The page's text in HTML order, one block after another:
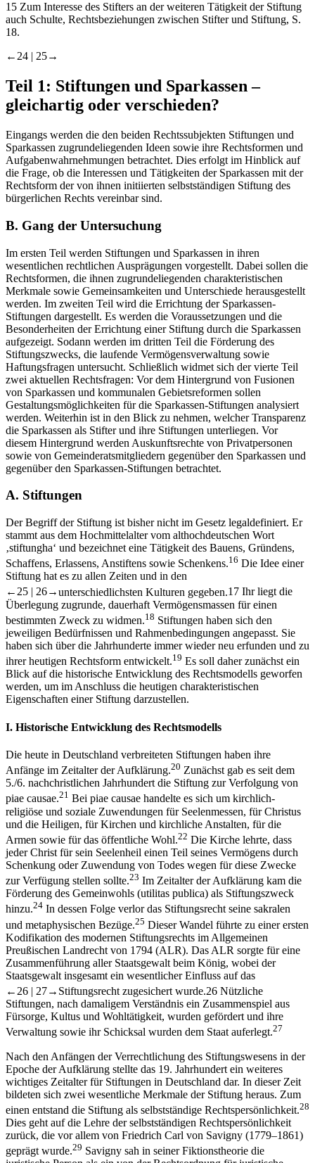
15 Zum Interesse des Stifters an der weiteren Tätigkeit der Stiftung
auch Schulte, Rechtsbeziehungen zwischen Stifter und Stiftung, S.
18.
←24 | 25→
Teil 1: Stiftungen und Sparkassen –
gleichartig oder verschieden?
Eingangs werden die den beiden Rechtssubjekten Stiftungen und
Sparkassen zugrundeliegenden Ideen sowie ihre Rechtsformen und
Aufgabenwahrnehmungen betrachtet. Dies erfolgt im Hinblick auf
die Frage, ob die Interessen und Tätigkeiten der Sparkassen mit der
Rechtsform der von ihnen initiierten selbstständigen Stiftung des
bürgerlichen Rechts vereinbar sind.
B. Gang der Untersuchung
Im ersten Teil werden Stiftungen und Sparkassen in ihren
wesentlichen rechtlichen Ausprägungen vorgestellt. Dabei sollen die
Rechtsformen, die ihnen zugrundeliegenden charakteristischen
Merkmale sowie Gemeinsamkeiten und Unterschiede herausgestellt
werden. Im zweiten Teil wird die Errichtung der Sparkassen-
Stiftungen dargestellt. Es werden die Voraussetzungen und die
Besonderheiten der Errichtung einer Stiftung durch die Sparkassen
aufgezeigt. Sodann werden im dritten Teil die Förderung des
Stiftungszwecks, die laufende Vermögensverwaltung sowie
Haftungsfragen untersucht. Schließlich widmet sich der vierte Teil
zwei aktuellen Rechtsfragen: Vor dem Hintergrund von Fusionen
von Sparkassen und kommunalen Gebietsreformen sollen
Gestaltungsmöglichkeiten für die Sparkassen-Stiftungen analysiert
werden. Weiterhin ist in den Blick zu nehmen, welcher Transparenz
die Sparkassen als Stifter und ihre Stiftungen unterliegen. Vor
diesem Hintergrund werden Auskunftsrechte von Privatpersonen
sowie von Gemeinderatsmitgliedern gegenüber den Sparkassen und
gegenüber den Sparkassen-Stiftungen betrachtet.
A. Stiftungen
Der Begriff der Stiftung ist bisher nicht im Gesetz legaldefiniert. Er
stammt aus dem Hochmittelalter vom althochdeutschen Wort
‚stiftungha‘ und bezeichnet eine Tätigkeit des Bauens, Gründens,
Schaffens, Erlassens, Anstiftens sowie Schenkens.16 Die Idee einer
Stiftung hat es zu allen Zeiten und in den
←25 |
26→unterschiedlichsten Kulturen gegeben.17 Ihr liegt die
Überlegung zugrunde, dauerhaft Vermögensmassen für einen
bestimmten Zweck zu widmen.18 Stiftungen haben sich den
jeweiligen Bedürfnissen und Rahmenbedingungen angepasst. Sie
haben sich über die Jahrhunderte immer wieder neu erfunden und zu
ihrer heutigen Rechtsform entwickelt.19 Es soll daher zunächst ein
Blick auf die historische Entwicklung des Rechtsmodells geworfen
werden, um im Anschluss die heutigen charakteristischen
Eigenschaften einer Stiftung darzustellen.
I. Historische Entwicklung des Rechtsmodells
Die heute in Deutschland verbreiteten Stiftungen haben ihre
Anfänge im Zeitalter der Aufklärung.20 Zunächst gab es seit dem
5./6. nachchristlichen Jahrhundert die Stiftung zur Verfolgung von
piae causae.21 Bei piae causae handelte es sich um kirchlich-
religiöse und soziale Zuwendungen für Seelenmessen, für Christus
und die Heiligen, für Kirchen und kirchliche Anstalten, für die
Armen sowie für das öffentliche Wohl.22 Die Kirche lehrte, dass
jeder Christ für sein Seelenheil einen Teil seines Vermögens durch
Schenkung oder Zuwendung von Todes wegen für diese Zwecke
zur Verfügung stellen sollte.23 Im Zeitalter der Aufklärung kam die
Förderung des Gemeinwohls (utilitas publica) als Stiftungszweck
hinzu.24 In dessen Folge verlor das Stiftungsrecht seine sakralen
und metaphysischen Bezüge.25 Dieser Wandel führte zu einer ersten
Kodifikation des modernen Stiftungsrechts im Allgemeinen
Preußischen Landrecht von 1794 (ALR). Das ALR sorgte für eine
Zusammenführung aller Staatsgewalt beim König, wobei der
Staatsgewalt insgesamt ein wesentlicher Einfluss auf das
←26 | 27→ Stiftungsrecht zugesichert wurde.26 Nützliche
Stiftungen, nach damaligem Verständnis ein Zusammenspiel aus
Fürsorge, Kultus und Wohltätigkeit, wurden gefördert und ihre
Verwaltung sowie ihr Schicksal wurden dem Staat auferlegt.27
Nach den Anfängen der Verrechtlichung des Stiftungswesens in der
Epoche der Aufklärung stellte das 19. Jahrhundert ein weiteres
wichtiges Zeitalter für Stiftungen in Deutschland dar. In dieser Zeit
bildeten sich zwei wesentliche Merkmale der Stiftung heraus. Zum
einen entstand die Stiftung als selbstständige Rechtspersönlichkeit.28
Dies geht auf die Lehre der selbstständigen Rechtspersönlichkeit
zurück, die vor allem von Friedrich Carl von Savigny (1779–1861)
geprägt wurde.29 Savigny sah in seiner Fiktionstheorie die